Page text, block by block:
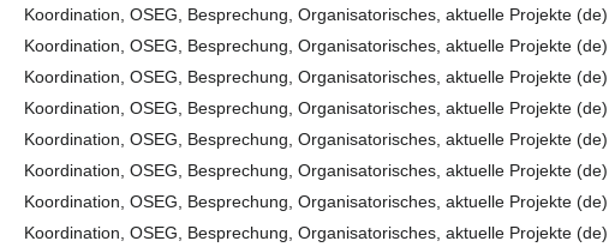
Koordination, OSEG, Besprechung, Organisatorisches, aktuelle Projekte (de)
Koordination, OSEG, Besprechung, Organisatorisches, aktuelle Projekte (de)
Koordination, OSEG, Besprechung, Organisatorisches, aktuelle Projekte (de)
Koordination, OSEG, Besprechung, Organisatorisches, aktuelle Projekte (de)
Koordination, OSEG, Besprechung, Organisatorisches, aktuelle Projekte (de)
Koordination, OSEG, Besprechung, Organisatorisches, aktuelle Projekte (de)
Koordination, OSEG, Besprechung, Organisatorisches, aktuelle Projekte (de)
Koordination, OSEG, Besprechung, Organisatorisches, aktuelle Projekte (de)